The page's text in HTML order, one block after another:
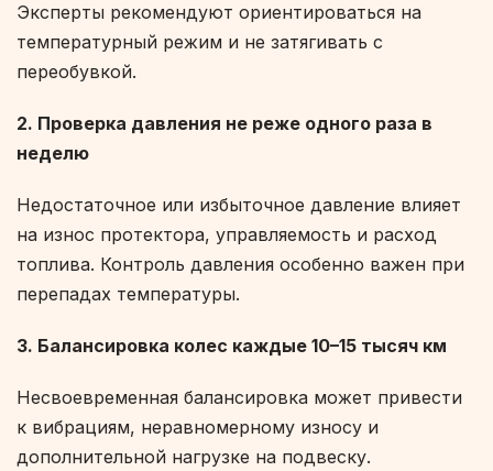
Эксперты рекомендуют ориентироваться на
температурный режим и не затягивать с
переобувкой.
2. Проверка давления не реже одного раза в
неделю
Недостаточное или избыточное давление влияет
на износ протектора, управляемость и расход
топлива. Контроль давления особенно важен при
перепадах температуры.
3. Балансировка колес каждые 10–15 тысяч км
Несвоевременная балансировка может привести
к вибрациям, неравномерному износу и
дополнительной нагрузке на подвеску.